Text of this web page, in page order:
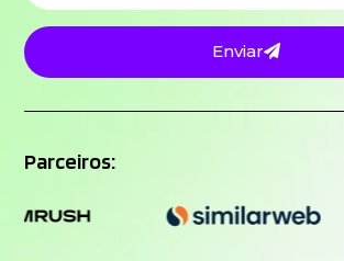
Enviar
Parceiros: